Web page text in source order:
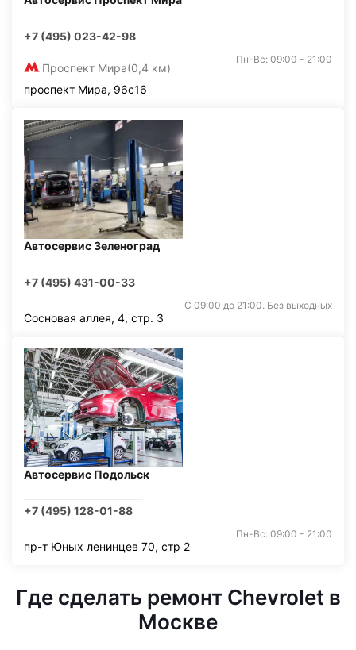
+7 (495) 023-42-98
Проспект Мира(0,4 км)
Пн-Вс: 09:00 - 21:00
проспект Мира, 96с16
Автосервис Зеленоград
+7 (495) 431-00-33
С 09:00 до 21:00. Без выходных
Сосновая аллея, 4, стр. 3
Автосервис Подольск
+7 (495) 128-01-88
Пн-Вс: 09:00 - 21:00
пр-т Юных ленинцев 70, стр 2
Где сделать ремонт Chevrolet в
Москве